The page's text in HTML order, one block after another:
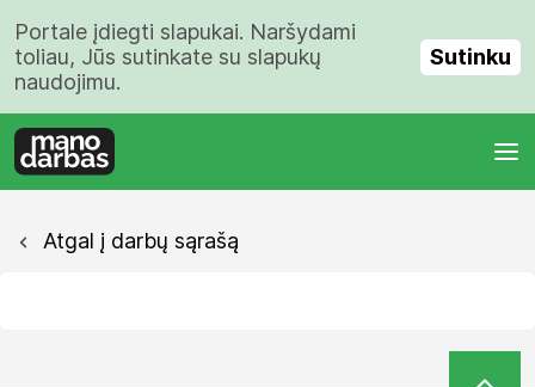
Portale įdiegti slapukai. Naršydami
toliau, Jūs sutinkate su slapukų
naudojimu.
Sutinku
Atgal į darbų sąrašą